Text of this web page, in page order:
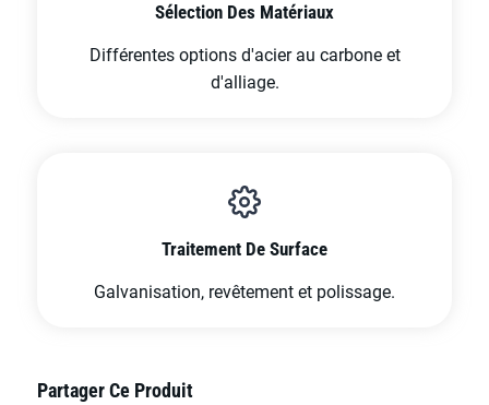
Sélection Des Matériaux
Différentes options d'acier au carbone et
d'alliage.
Traitement De Surface
Galvanisation, revêtement et polissage.
Partager Ce Produit